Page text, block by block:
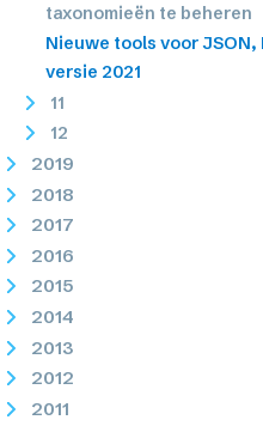
taxonomieën te beheren
Nieuwe tools voor JSON,
versie 2021
11
12
2019
2018
2017
2016
2015
2014
2013
2012
2011